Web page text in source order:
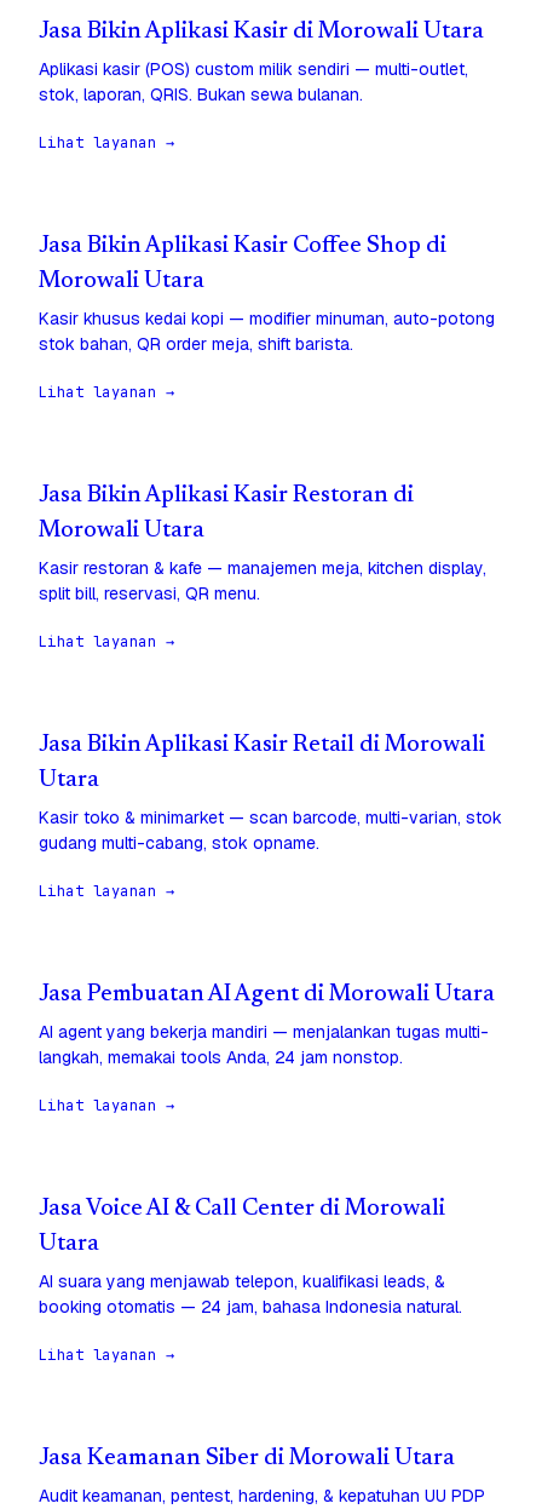
Jasa Bikin Aplikasi Kasir di Morowali Utara
Aplikasi kasir (POS) custom milik sendiri — multi-outlet,
stok, laporan, QRIS. Bukan sewa bulanan.
Lihat layanan →
Jasa Bikin Aplikasi Kasir Coffee Shop di
Morowali Utara
Kasir khusus kedai kopi — modifier minuman, auto-potong
stok bahan, QR order meja, shift barista.
Lihat layanan →
Jasa Bikin Aplikasi Kasir Restoran di
Morowali Utara
Kasir restoran & kafe — manajemen meja, kitchen display,
split bill, reservasi, QR menu.
Lihat layanan →
Jasa Bikin Aplikasi Kasir Retail di Morowali
Utara
Kasir toko & minimarket — scan barcode, multi-varian, stok
gudang multi-cabang, stok opname.
Lihat layanan →
Jasa Pembuatan AI Agent di Morowali Utara
AI agent yang bekerja mandiri — menjalankan tugas multi-
langkah, memakai tools Anda, 24 jam nonstop.
Lihat layanan →
Jasa Voice AI & Call Center di Morowali
Utara
AI suara yang menjawab telepon, kualifikasi leads, &
booking otomatis — 24 jam, bahasa Indonesia natural.
Lihat layanan →
Jasa Keamanan Siber di Morowali Utara
Audit keamanan, pentest, hardening, & kepatuhan UU PDP